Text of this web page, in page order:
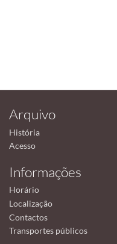
Arquivo
História
Acesso
Informações
Horário
Localização
Contactos
Transportes públicos